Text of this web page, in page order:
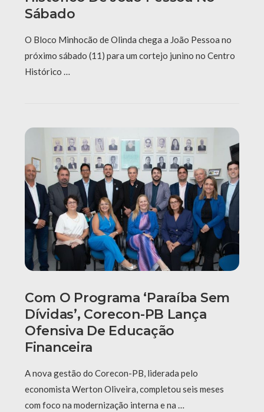
Sábado
O Bloco Minhocão de Olinda chega a João Pessoa no
próximo sábado (11) para um cortejo junino no Centro
Histórico …
Com O Programa ‘Paraíba Sem
Dívidas’, Corecon-PB Lança
Ofensiva De Educação
Financeira
A nova gestão do Corecon-PB, liderada pelo
economista Werton Oliveira, completou seis meses
com foco na modernização interna e na …